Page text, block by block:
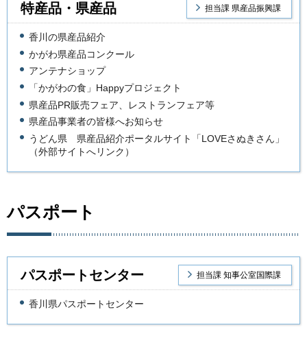
特産品・県産品 担当課 県産品振興課
香川の県産品紹介
かがわ県産品コンクール
アンテナショップ
「かがわの食」Happyプロジェクト
県産品PR販売フェア、レストランフェア等
県産品事業者の皆様へお知らせ
うどん県 県産品紹介ポータルサイト「LOVEさぬきさん」
（外部サイトへリンク）
パスポート
パスポートセンター 担当課 知事公室国際課
香川県パスポートセンター